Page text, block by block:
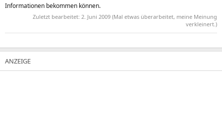
Informationen bekommen können.
Zuletzt bearbeitet: 2. Juni 2009 (Mal etwas überarbeitet, meine Meinung
verkleinert.)